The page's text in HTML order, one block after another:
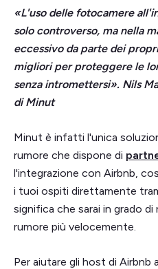
«L'uso delle fotocamere
solo controverso, ma nella
eccessivo da parte dei
migliori per proteggere le
senza intromettersi». Nils
di Minut
Minut è infatti l'unica
rumore che dispone di
l'integrazione con Airbnb,
i tuoi ospiti direttamente
significa che sarai in grado di
rumore più velocemente.
Per aiutare gli host di Airbnb